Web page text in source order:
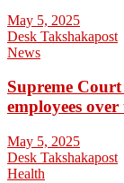
May 5, 2025
Desk Takshakapost
News
Supreme
employees
May 5, 2025
Desk Takshakapost
Health